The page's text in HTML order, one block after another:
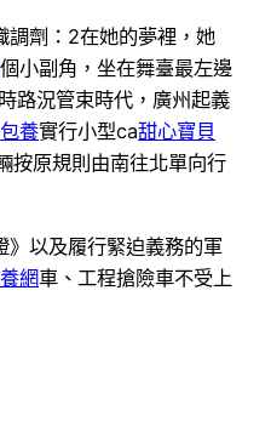
調劑：2在她的夢裡，她
個小副角，坐在舞臺最左邊
路況管束時代，廣州起義
包養實行小型ca甜心寶貝
按原規則由南往北單向行
以及履行緊迫義務的軍
網車、工程搶險車不受上